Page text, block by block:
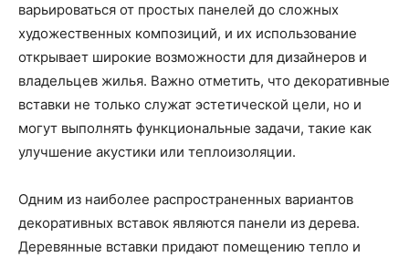
варьироваться от простых панелей до сложных
художественных композиций, и их использование
открывает широкие возможности для дизайнеров и
владельцев жилья. Важно отметить, что декоративные
вставки не только служат эстетической цели, но и
могут выполнять функциональные задачи, такие как
улучшение акустики или теплоизоляции.
Одним из наиболее распространенных вариантов
декоративных вставок являются панели из дерева.
Деревянные вставки придают помещению тепло и